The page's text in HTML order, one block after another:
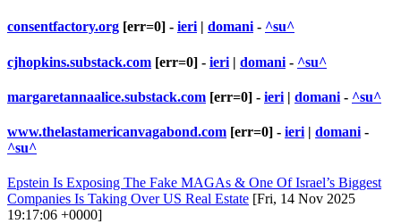
consentfactory.org [err=0] - ieri | domani - ^su^
cjhopkins.substack.com [err=0] - ieri | domani - ^su^
margaretannaalice.substack.com [err=0] - ieri | domani - ^su^
www.thelastamericanvagabond.com [err=0] - ieri | domani -
^su^
Epstein Is Exposing The Fake MAGAs & One Of Israel’s Biggest
Companies Is Taking Over US Real Estate [Fri, 14 Nov 2025
19:17:06 +0000]